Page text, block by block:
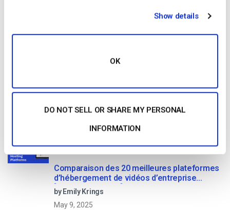
Show details
OK
DO NOT SELL OR SHARE MY PERSONAL
INFORMATION
de diffusion en direct en 2025
Comparaison des 20 meilleures plateformes
d’hébergement de vidéos d’entreprise
[Updated for 2022]
by Emily Krings
May 9, 2025